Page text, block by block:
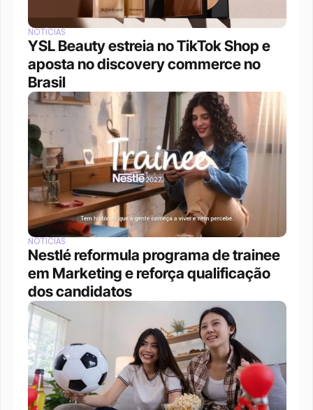
NOTÍCIAS
YSL Beauty estreia no TikTok Shop e
aposta no discovery commerce no
Brasil
NOTÍCIAS
Nestlé reformula programa de trainee
em Marketing e reforça qualificação
dos candidatos